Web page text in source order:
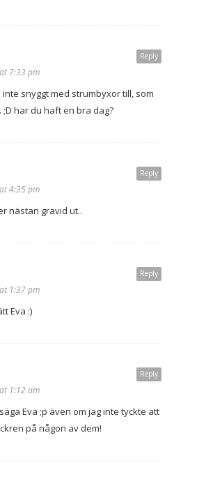
Reply
7:33 pm
inte snyggt med strumbyxor till, som
;D har du haft en bra dag?
Reply
4:35 pm
nästan gravid ut..
Reply
1:37 pm
Eva :)
Reply
1:12 am
Eva ;p även om jag inte tyckte att
på någon av dem!